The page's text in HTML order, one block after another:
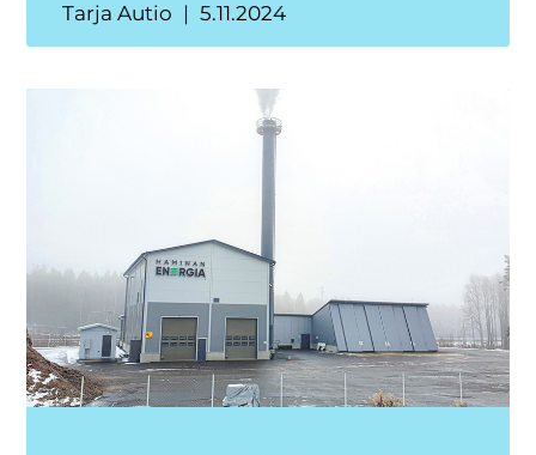
Tarja Autio 5.11.2024